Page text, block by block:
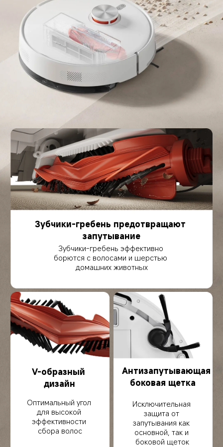
Зубчики-гребень предотвращают
запутывание
Зубчики-гребень эффективно
борются с волосами и шерстью
домашних животных
V-образный
дизайн
Оптимальный угол
для высокой
эффективности
сбора волос
Антизапутывающая
боковая щетка
Исключительная
защита от
запутывания как
основной, так и
боковой щеток